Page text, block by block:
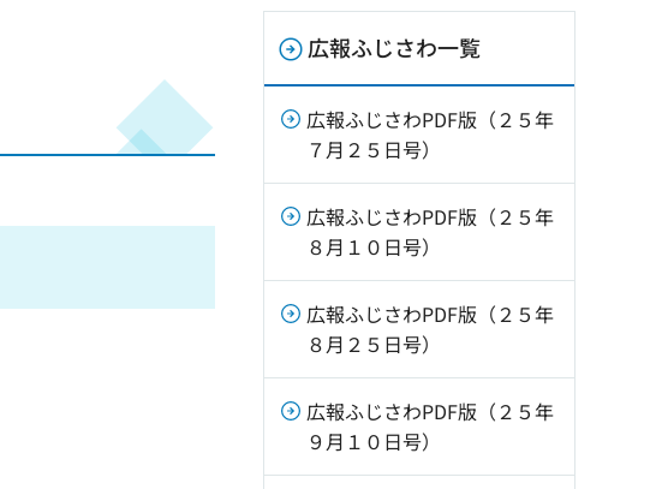
広報ふじさわ一覧
広報ふじさわPDF版（２５年
７月２５日号）
広報ふじさわPDF版（２５年
８月１０日号）
広報ふじさわPDF版（２５年
８月２５日号）
広報ふじさわPDF版（２５年
９月１０日号）